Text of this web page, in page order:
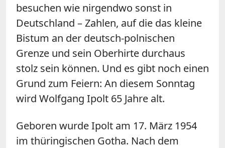
besuchen wie nirgendwo sonst in
Deutschland – Zahlen, auf die das kleine
Bistum an der deutsch-polnischen
Grenze und sein Oberhirte durchaus
stolz sein können. Und es gibt noch einen
Grund zum Feiern: An diesem Sonntag
wird Wolfgang Ipolt 65 Jahre alt.
Geboren wurde Ipolt am 17. März 1954
im thüringischen Gotha. Nach dem